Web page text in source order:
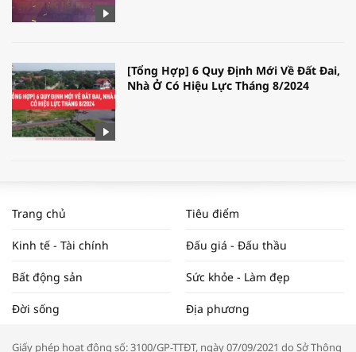
[Tổng Hợp] 6 Quy Định Mới Về Đất Đai,
Nhà Ở Có Hiệu Lực Tháng 8/2024
NAM NĂM 2024 VÀ NĂM 2025 | NHỊP
ĐẬP THỊ TRƯỜNG #62
Tọa đàm “Xúc tiến thương mại: Khơi
Trang chủ Tiêu điểm
Kinh tế - Tài chính Đấu giá - Đấu thầu
Bất động sản Sức khỏe - Làm đẹp
Đời sống Địa phương
Giấy phép hoạt động số: 3100/GP-TTĐT, ngày 07/09/2021 do Sở Thông